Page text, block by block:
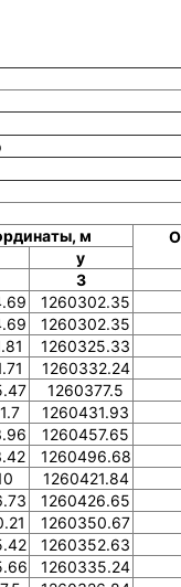
м
y
3
1260302.35
1260302.35
1260325.33
1260332.24
1260377.5
1260431.93
1260457.65
1260496.68
1260421.84
1260426.65
1260350.67
1260352.63
1260335.24